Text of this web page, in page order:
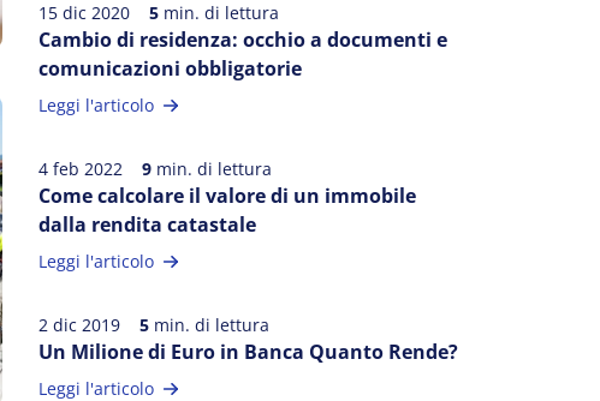
15 dic 2020 5 min. di lettura
Cambio di residenza: occhio a documenti e
comunicazioni obbligatorie
Leggi l'articolo
4 feb 2022 9 min. di lettura
Come calcolare il valore di un immobile
dalla rendita catastale
Leggi l'articolo
2 dic 2019 5 min. di lettura
Un Milione di Euro in Banca Quanto Rende?
Leggi l'articolo